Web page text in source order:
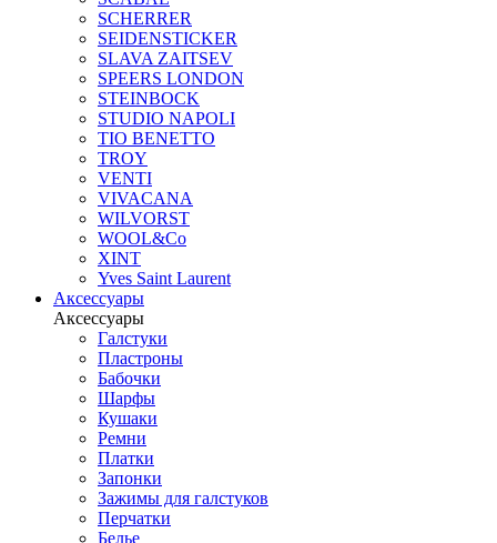
SCHERRER
SEIDENSTICKER
SLAVA ZAITSEV
SPEERS LONDON
STEINBOCK
STUDIO NAPOLI
TIO BENETTO
TROY
VENTI
VIVACANA
WILVORST
WOOL&Co
XINT
Yves Saint Laurent
Аксессуары
Аксессуары
Галстуки
Пластроны
Бабочки
Шарфы
Кушаки
Ремни
Платки
Запонки
Зажимы для галстуков
Перчатки
Белье